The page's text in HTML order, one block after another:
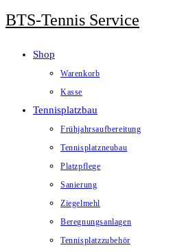
Zum
springen
BTS-Tennis Service
Shop
Warenkorb
Kasse
Tennisplatzbau
Frühjahrsaufbereitung
Tennisplatzneubau
Platzpflege
Sanierung
Ziegelmehl
Beregnungsanlagen
Tennisplatzzubehör